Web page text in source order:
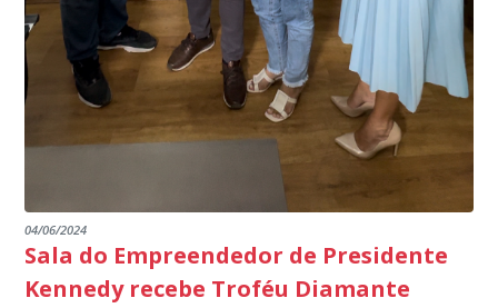
04/06/2024
Sala do Empreendedor de Presidente
Kennedy recebe Troféu Diamante